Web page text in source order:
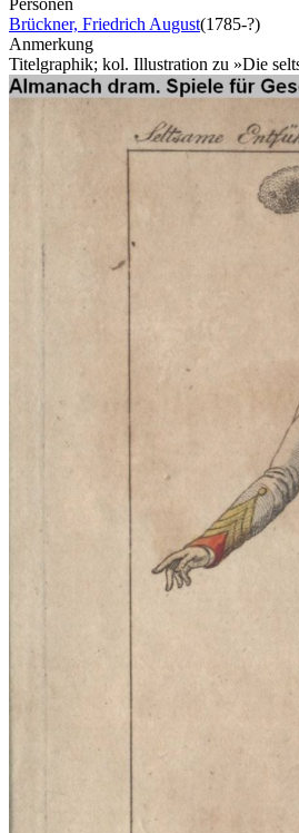
Brückner, Friedrich August(1785-?)
Anmerkung
Titelgraphik; kol. Illustration zu »Die